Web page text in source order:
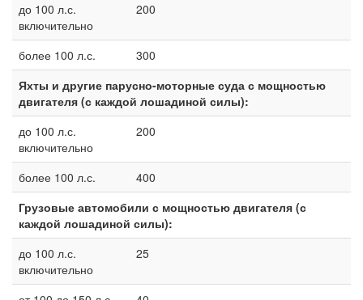
до 100 л.с.
включительно
200
более 100 л.с.
300
Яхты и другие парусно-моторные суда с мощностью
двигателя (с каждой лошадиной силы):
до 100 л.с.
включительно
200
более 100 л.с.
400
Грузовые автомобили с мощностью двигателя (с
каждой лошадиной силы):
до 100 л.с.
включительно
25